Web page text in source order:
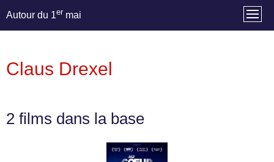
Autour du 1er mai
Claus Drexel
2 films dans la base